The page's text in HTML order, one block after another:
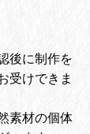
後に制作を
受けできま
素材の個体